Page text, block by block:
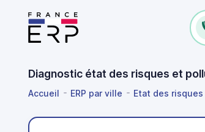
Diagnostic état des risques et
Accueil ERP par ville Etat des